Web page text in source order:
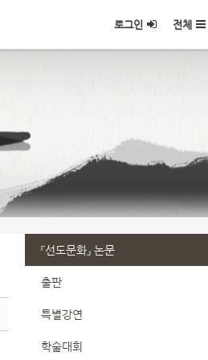
로그인 전체
『선도문화』 논문
출판
특별강연
학술대회